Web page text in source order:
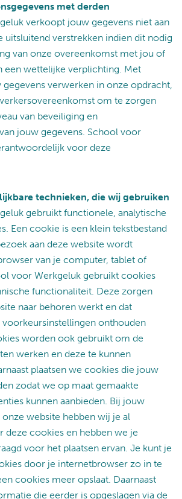
met derden
verkoopt jouw gegevens niet aan
uitsluitend verstrekken indien dit nodig
van onze overeenkomst met jou of
een wettelijke verplichting. Met
verwerken in onze opdracht,
om te zorgen
van beveiliging en
jouw gegevens. School voor
voor deze
technieken, die wij gebruiken
gebruikt functionele, analytische
Een cookie is een klein tekstbestand
aan deze website wordt
van je computer, tablet of
voor Werkgeluk gebruikt cookies
functionaliteit. Deze zorgen
naar behoren werkt en dat
onthouden
worden ook gebruikt om de
werken en deze te kunnen
plaatsen we cookies die jouw
zodat we op maat gemaakte
kunnen aanbieden. Bij jouw
website hebben wij je al
deze cookies en hebben we je
voor het plaatsen ervan. Je kunt je
door je internetbrowser zo in te
cookies meer opslaat. Daarnaast
die eerder is opgeslagen via de